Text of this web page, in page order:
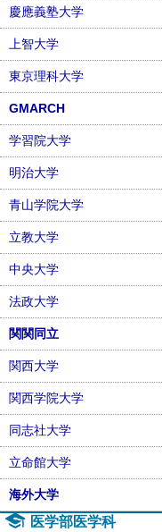
慶應義塾大学
上智大学
東京理科大学
GMARCH
学習院大学
明治大学
青山学院大学
立教大学
中央大学
法政大学
関関同立
関西大学
関西学院大学
同志社大学
立命館大学
海外大学
医学部医学科